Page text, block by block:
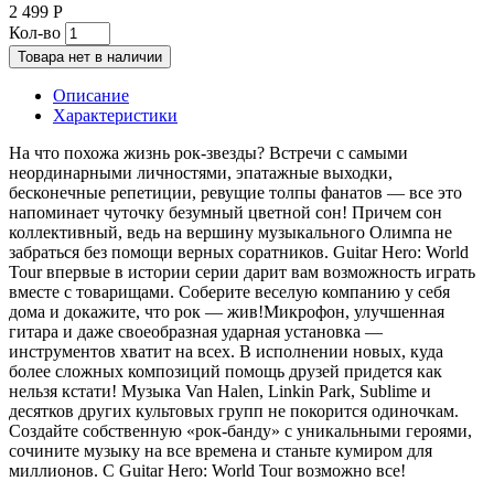
2 499 Р
Кол-во
Товара нет в наличии
Описание
Характеристики
На что похожа жизнь рок-звезды? Встречи с самыми
неординарными личностями, эпатажные выходки,
бесконечные репетиции, ревущие толпы фанатов — все это
напоминает чуточку безумный цветной сон! Причем сон
коллективный, ведь на вершину музыкального Олимпа не
забраться без помощи верных соратников. Guitar Hero: World
Tour впервые в истории серии дарит вам возможность играть
вместе с товарищами. Соберите веселую компанию у себя
дома и докажите, что рок — жив!Микрофон, улучшенная
гитара и даже своеобразная ударная установка —
инструментов хватит на всех. В исполнении новых, куда
более сложных композиций помощь друзей придется как
нельзя кстати! Музыка Van Halen, Linkin Park, Sublime и
десятков других культовых групп не покорится одиночкам.
Создайте собственную «рок-банду» с уникальными героями,
сочините музыку на все времена и станьте кумиром для
миллионов. С Guitar Hero: World Tour возможно все!